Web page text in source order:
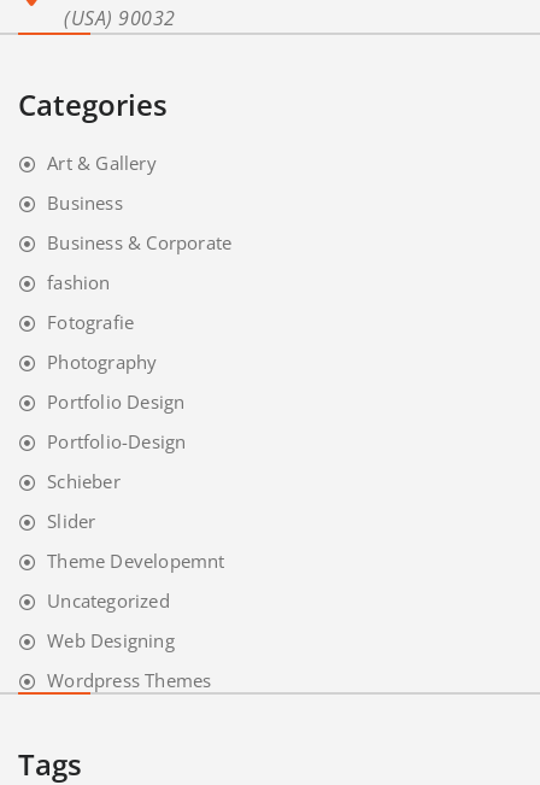
(USA) 90032
Categories
Art & Gallery
Business
Business & Corporate
fashion
Fotografie
Photography
Portfolio Design
Portfolio-Design
Schieber
Slider
Theme Developemnt
Uncategorized
Web Designing
Wordpress Themes
Tags